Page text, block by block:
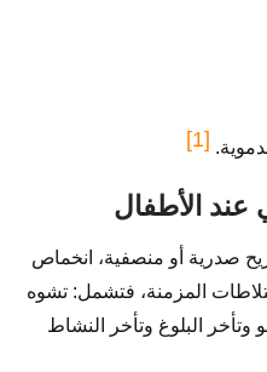
[1]
عند الأطفال
ريح صدرية أو منصفية، انخماص
المزمنة، فتشمل: تشوه
البلوغ وتأخر النشاط